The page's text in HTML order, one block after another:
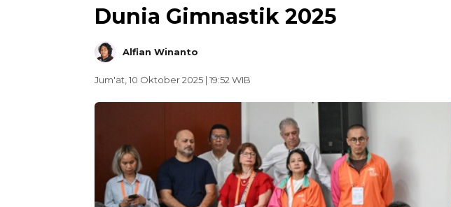
Dunia Gimnastik 2025
Alfian Winanto
Jum'at, 10 Oktober 2025 | 19:52 WIB